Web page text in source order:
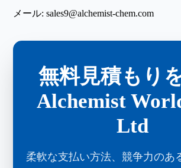
メール:sales9@alchemist-chem.com
無料見積もり
Alchemist
Ltd
柔軟な支払い方法、競争力のあ